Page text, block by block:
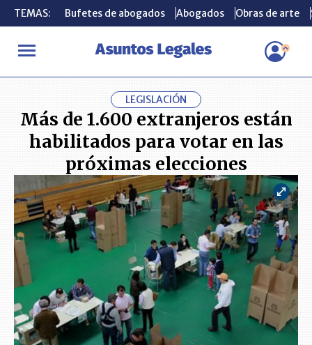
TEMAS: Bufetes de abogados Abogados Obras de arte
INICIO ACTUALIDAD Más de 1.600 extranjeros están
TEMAS: Bufetes de abogados Abogados Obras de arte
LEGISLACIÓN
Más de 1.600 extranjeros están
habilitados para votar en las
próximas elecciones